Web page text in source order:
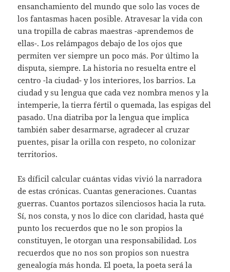
ensanchamiento del mundo que solo las voces de
los fantasmas hacen posible. Atravesar la vida con
una tropilla de cabras maestras -aprendemos de
ellas-. Los relámpagos debajo de los ojos que
permiten ver siempre un poco más. Por último la
disputa, siempre. La historia no resuelta entre el
centro -la ciudad- y los interiores, los barrios. La
ciudad y su lengua que cada vez nombra menos y la
intemperie, la tierra fértil o quemada, las espigas del
pasado. Una diatriba por la lengua que implica
también saber desarmarse, agradecer al cruzar
puentes, pisar la orilla con respeto, no colonizar
territorios.
Es díficil calcular cuántas vidas vivió la narradora
de estas crónicas. Cuantas generaciones. Cuantas
guerras. Cuantos portazos silenciosos hacia la ruta.
Sí, nos consta, y nos lo dice con claridad, hasta qué
punto los recuerdos que no le son propios la
constituyen, le otorgan una responsabilidad. Los
recuerdos que no nos son propios son nuestra
genealogía más honda. El poeta, la poeta será la